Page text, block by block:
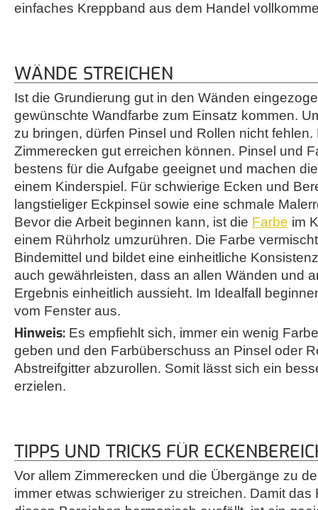
einfaches Kreppband aus dem Handel
WÄNDE STREICHEN
Ist die Grundierung gut in den Wänden
gewünschte Wandfarbe zum Einsatz kommen.
zu bringen, dürfen Pinsel und Rollen nicht fehlen.
Zimmerecken gut erreichen können. Pinsel und
bestens für die Aufgabe geeignet und machen
einem Kinderspiel. Für schwierige Ecken und
langstieliger Eckpinsel sowie eine schmale
Bevor die Arbeit beginnen kann, ist die Farbe im
einem Rührholz umzurühren. Die Farbe
Bindemittel und bildet eine einheitliche
auch gewährleisten, dass an allen Wänden und
Ergebnis einheitlich aussieht. Im Idealfall
vom Fenster aus.
Hinweis: Es empfiehlt sich, immer ein wenig
geben und den Farbüberschuss an Pinsel oder
Abstreifgitter abzurollen. Somit lässt sich ein
erzielen.
TIPPS UND TRICKS FÜR
Vor allem Zimmerecken und die Übergänge zu
immer etwas schwieriger zu streichen. Damit das